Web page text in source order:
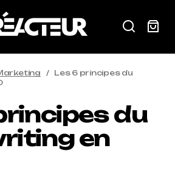
Les 6 principes du
du
en